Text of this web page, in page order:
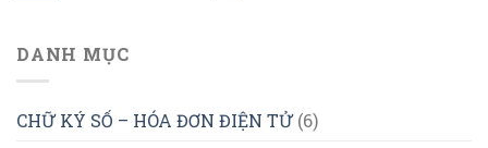
DANH MỤC
CHỮ KÝ SỐ – HÓA ĐƠN ĐIỆN TỬ(6)